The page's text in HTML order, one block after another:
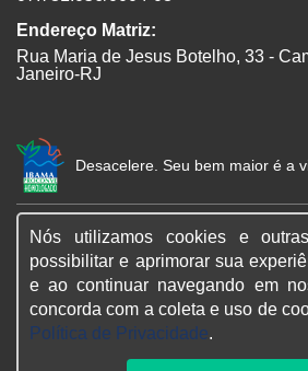
Endereço Matriz:
Rua Maria de Jesus Botelho, 33 -
Janeiro-RJ
Desacelere. Seu bem maior é a
AutoForce - Todos os direitos
SIGA-NOS:
Nós utilizamos cookies e
possibilitar e aprimorar sua
e ao continuar navegando em
concorda com a coleta e uso de
Política de Privacidade.